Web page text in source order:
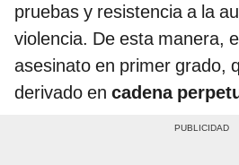
pruebas y resistencia a la
violencia. De esta manera,
asesinato en primer grado,
derivado en cadena